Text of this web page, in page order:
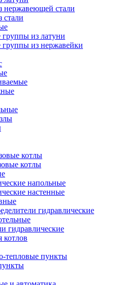
нержавеющей стали
стали
из латуни
группы из нержавейки
котлы
котлы
напольные
настенные
гидравлические
гидравлические
тепловые пункты